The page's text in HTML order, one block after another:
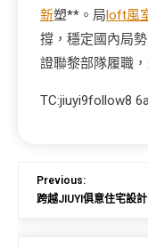
新塑**。局loft風
撐，穩定國內局勢
證聯黎部隊履職
TC:jiuyi9follow8
Previous:
跨越JIUYI俱意住宅設